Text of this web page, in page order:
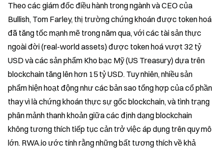
Theo các giám đốc điều hành trong ngành và CEO của
Bullish, Tom Farley, thị trường chứng khoán được token hoá
đã tăng tốc mạnh mẽ trong năm qua, với các tài sản thực
ngoài đời (real-world assets) được token hoá vượt 32 tỷ
USD và các sản phẩm Kho bạc Mỹ (US Treasury) dựa trên
blockchain tăng lên hơn 15 tỷ USD. Tuy nhiên, nhiều sản
phẩm hiện hoạt động như các bản sao tổng hợp của cổ phần
thay vì là chứng khoán thực sự gốc blockchain, và tình trạng
phân mảnh thanh khoản giữa các định dạng blockchain
không tương thích tiếp tục cản trở việc áp dụng trên quy mô
lớn. RWA.io ước tính rằng những bất tương thích về khả